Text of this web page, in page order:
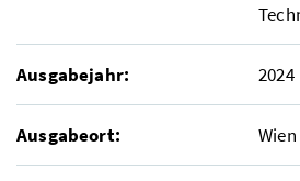
Ausgabejahr: 2024
Ausgabeort: Wien